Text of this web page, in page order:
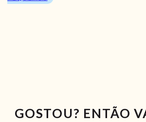
GOSTOU? ENTÃO